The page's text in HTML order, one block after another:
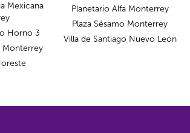
Mexicana
Horno 3
Monterrey
Planetario Alfa Monterrey
Plaza Sésamo Monterrey
Villa de Santiago Nuevo León